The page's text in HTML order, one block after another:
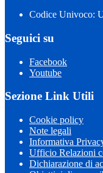
Codice Univoco:
Seguici su
Facebook
Youtube
Sezione Link Utili
Cookie policy
Note legali
Informativa
Ufficio Relazioni
Dichiarazione di